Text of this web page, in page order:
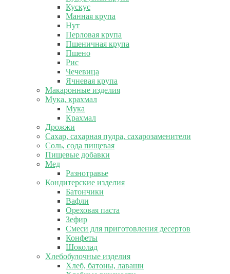
Кускус
Манная крупа
Нут
Перловая крупа
Пшеничная крупа
Пшено
Рис
Чечевица
Ячневая крупа
Макаронные изделия
Мука, крахмал
Мука
Крахмал
Дрожжи
Сахар, сахарная пудра, сахарозаменители
Соль, сода пищевая
Пищевые добавки
Мед
Разнотравье
Кондитерские изделия
Батончики
Вафли
Ореховая паста
Зефир
Смеси для приготовления десертов
Конфеты
Шоколад
Хлебобулочные изделия
Хлеб, батоны, лаваши